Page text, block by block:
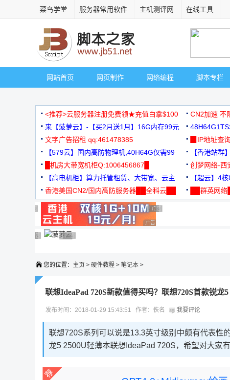
菜鸟学堂 服务器常用软件 主机测评网 在线工具
网站首页 网页制作 网络编程 脚本专栏
<推荐>云服务器注册免费领★充值白拿$100 CN2加速 不
来【菠萝云】-【买2月送1月】16G内存99元
3000+可免
文字广告招租 qq:461478385
▉IP地址查
【579云】国内高防物理机,40H64G仅需99
元
【香港站群
█机房大带宽机柜Q:1006456867█
创梦网络-西
88元/月
【高电机柜】算力托管租赁、大带宽、云主
机
【超云】4
香港美国CN2/国内高防服务器██全科云██
██群英网
广告 商业广告，理性选择
广告 商业广告，理性选择
广告 商业广告，理性选择
广告 商业广告，理性选择
广告 商业广告，理性选择
广告 商业广告，理性选择
广告 商业广告，理性选择
广告 商业广告，理性选择广告 商业广告，理性选择
广告 商业广告，理性选择
您的位置： 主页 > 硬件教程 > 笔记本 >
联想IdeaPad 720S新款值得买吗？联想720S首款锐龙
发布时间：2018-01-29 15:43:51 作者：佚名 我要评论
联想720S系列可以说是13.3英寸级别中颇有代表性
龙5 2500U轻薄本联想IdeaPad 720S，希望对大家